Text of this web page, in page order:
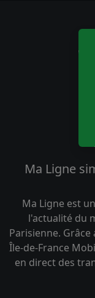
Ma Ligne
Ma Ligne est
l'actualité du
Parisienne.
Île-de-France
en direct des